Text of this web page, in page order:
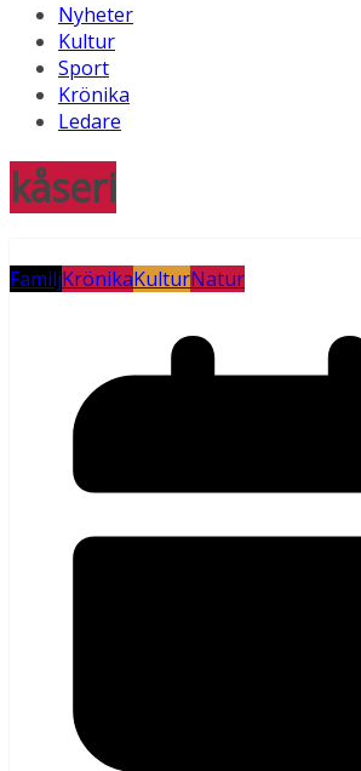
Nyheter
Kultur
Sport
Krönika
Ledare
kåseri
FamiljKrönikaKulturNatur